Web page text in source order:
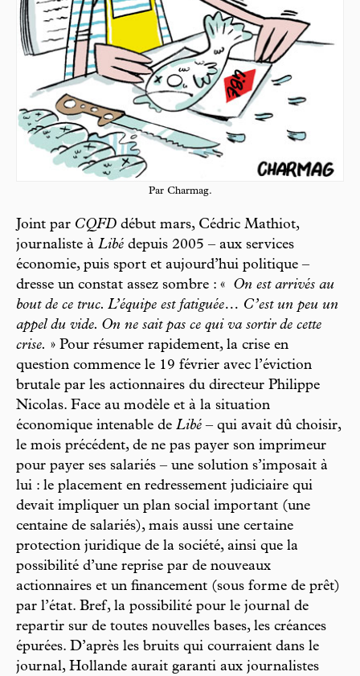
Par Charmag.
Joint par CQFD début mars, Cédric Mathiot,
journaliste à Libé depuis 2005 – aux services
économie, puis sport et aujourd’hui politique –
dresse un constat assez sombre : «
On est arrivés au
bout de ce truc. L’équipe est fatiguée… C’est un peu un
appel du vide. On ne sait pas ce qui va sortir de cette
crise. » Pour résumer rapidement, la crise en
question commence le 19 février avec l’éviction
brutale par les actionnaires du directeur Philippe
Nicolas. Face au modèle et à la situation
économique intenable de Libé – qui avait dû choisir,
le mois précédent, de ne pas payer son imprimeur
pour payer ses salariés – une solution s’imposait à
lui : le placement en redressement judiciaire qui
devait impliquer un plan social important (une
centaine de salariés), mais aussi une certaine
protection juridique de la société, ainsi que la
possibilité d’une reprise par de nouveaux
actionnaires et un financement (sous forme de prêt)
par l’état. Bref, la possibilité pour le journal de
repartir sur de toutes nouvelles bases, les créances
épurées. D’après les bruits qui courraient dans le
journal, Hollande aurait garanti aux journalistes